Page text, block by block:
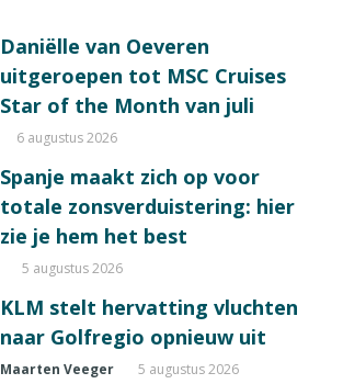
Daniëlle van Oeveren
uitgeroepen tot MSC Cruises
Star of the Month van juli
6 augustus 2026
Spanje maakt zich op voor
totale zonsverduistering: hier
zie je hem het best
5 augustus 2026
KLM stelt hervatting vluchten
naar Golfregio opnieuw uit
Maarten Veeger 5 augustus 2026